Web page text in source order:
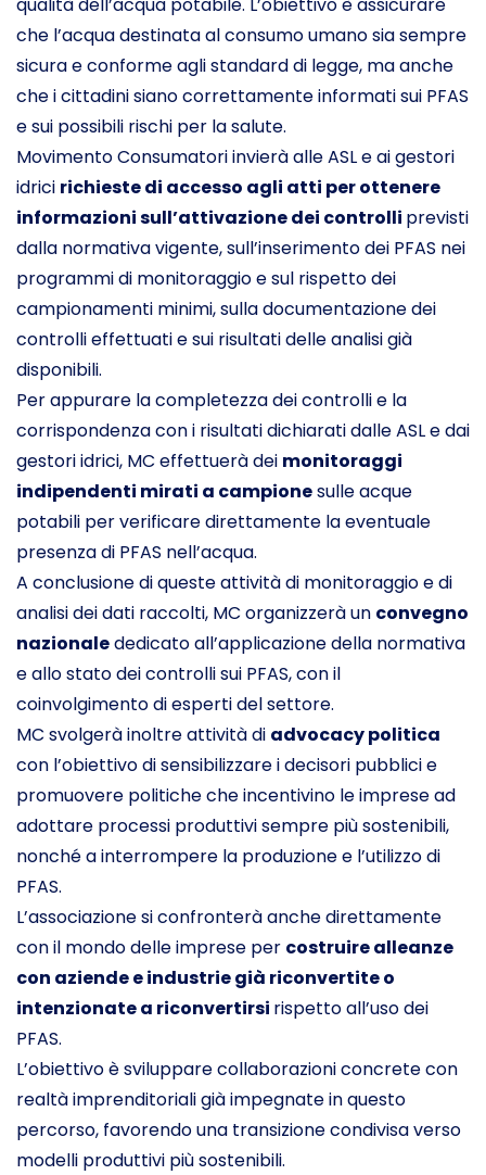
qualità dell’acqua potabile. L’obiettivo è assicurare
che l’acqua destinata al consumo umano sia sempre
sicura e conforme agli standard di legge, ma anche
che i cittadini siano correttamente informati sui PFAS
e sui possibili rischi per la salute.
Movimento Consumatori invierà alle ASL e ai gestori
idrici richieste di accesso agli atti per ottenere
informazioni sull’attivazione dei controlli previsti
dalla normativa vigente, sull’inserimento dei PFAS nei
programmi di monitoraggio e sul rispetto dei
campionamenti minimi, sulla documentazione dei
controlli effettuati e sui risultati delle analisi già
disponibili.
Per appurare la completezza dei controlli e la
corrispondenza con i risultati dichiarati dalle ASL e dai
gestori idrici, MC effettuerà dei monitoraggi
indipendenti mirati a campionesulle acque
potabili per verificare direttamente la eventuale
presenza di PFAS nell’acqua.
A conclusione di queste attività di monitoraggio e di
analisi dei dati raccolti, MC organizzerà un convegno
nazionalededicato all’applicazione della normativa
e allo stato dei controlli sui PFAS, con il
coinvolgimento di esperti del settore.
MC svolgerà inoltre attività di advocacy politica
con l’obiettivo di sensibilizzare i decisori pubblici e
promuovere politiche che incentivino le imprese ad
adottare processi produttivi sempre più sostenibili,
nonché a interrompere la produzione e l’utilizzo di
PFAS.
L’associazione si confronterà anche direttamente
con il mondo delle imprese per costruire alleanze
con aziende e industrie già riconvertite o
intenzionate a riconvertirsi rispetto all’uso dei
PFAS.
L’obiettivo è sviluppare collaborazioni concrete con
realtà imprenditoriali già impegnate in questo
percorso, favorendo una transizione condivisa verso
modelli produttivi più sostenibili.